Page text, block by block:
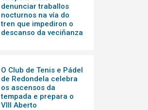
denunciar traballos
nocturnos na vía do
tren que impediron o
descanso da veciñanza
O Club de Tenis e Pádel
de Redondela celebra
os ascensos da
tempada e prepara o
VIII Aberto